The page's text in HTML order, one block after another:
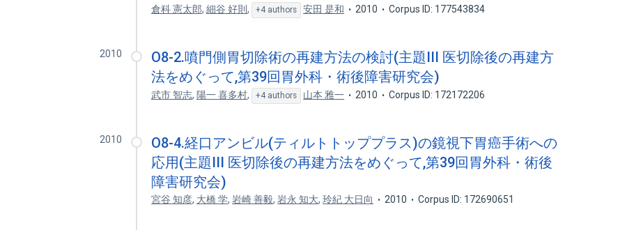
倉科 憲太郎,細谷 好則, +4 authors 安田 是和 2010 Corpus ID: 177543834
2010
O8-2.噴門側胃切除術の再建方法の検討(主題III 医切除後の再建方
法をめぐって,第39回胃外科・術後障害研究会)
武市 智志, 陽一 喜多村, +4 authors 山本 雅一 2010 Corpus ID: 172172206
2010
O8-4.経口アンビル(ティルトトッププラス)の鏡視下胃癌手術への
応用(主題III 医切除後の再建方法をめぐって,第39回胃外科・術後
障害研究会)
宮谷 知彦, 大橋 学,岩崎 善毅,岩永 知大,玲紀 大日向 2010 Corpus ID: 172690651